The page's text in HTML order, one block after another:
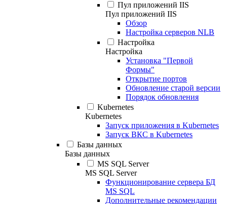
Пул приложений IIS
Пул приложений IIS
Обзор
Настройка серверов NLB
Настройка
Настройка
Установка "Первой
Формы"
Открытие портов
Обновление старой версии
Порядок обновления
Kubernetes
Kubernetes
Запуск приложения в Kubernetes
Запуск ВКС в Kubernetes
Базы данных
Базы данных
MS SQL Server
MS SQL Server
Функционирование сервера БД
MS SQL
Дополнительные рекомендации